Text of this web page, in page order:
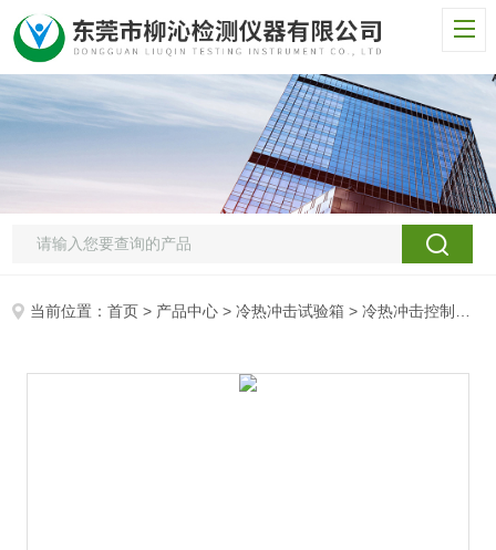
当前位置：首页 > 产品中心 >冷热冲击试验箱 >冷热冲击控制箱